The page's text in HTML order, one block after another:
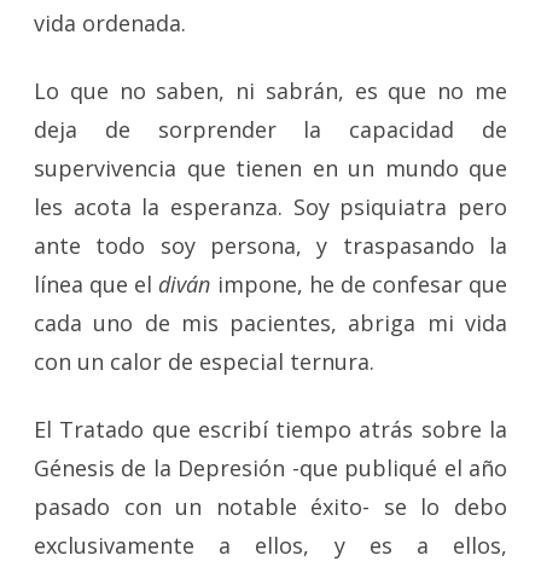
vida ordenada.
Lo que no saben, ni sabrán, es que no me
deja de sorprender la capacidad de
supervivencia que tienen en un mundo que
les acota la esperanza. Soy psiquiatra pero
ante todo soy persona, y traspasando la
línea que el diván impone, he de confesar que
cada uno de mis pacientes, abriga mi vida
con un calor de especial ternura.
El Tratado que escribí tiempo atrás sobre la
Génesis de la Depresión -que publiqué el año
pasado con un notable éxito- se lo debo
exclusivamente a ellos, y es a ellos,